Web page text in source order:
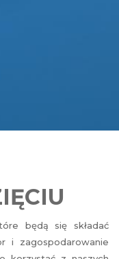
będą się składać
i zagospodarowanie